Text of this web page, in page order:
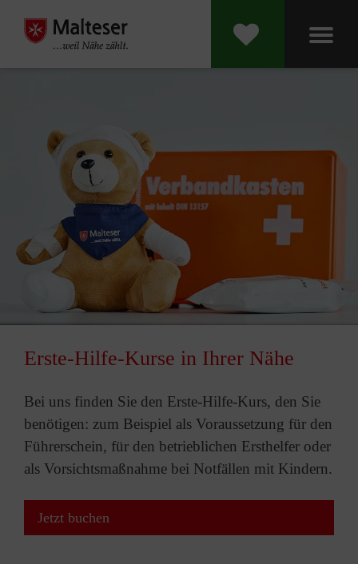
Erste-Hilfe-Kurse in Ihrer Nähe
Bei uns finden Sie den Erste-Hilfe-Kurs, den Sie
benötigen: zum Beispiel als Voraussetzung für den
Führerschein, für den betrieblichen Ersthelfer oder
als Vorsichtsmaßnahme bei Notfällen mit Kindern.
Jetzt buchen